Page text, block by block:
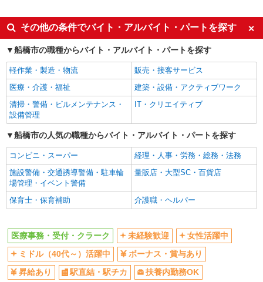
時給：1200円〜 ※資格・経験などによる
千葉県船橋市
キープ 詳細を見る
派遣社員
株式会社スタッフサービス・メディカル 千葉医療オフィス（お仕事
No.I10436111）
千葉県船橋市内の調剤薬局
キープ
派遣社員
No.I10384844）
医療事務
時給1300円
千葉県船橋市内の病院
未経験歓迎
ミドル（40代～）活躍中
ボーナス・賞与あり
扶養内勤務OK
交通費支給
その他の条件でバイト・アルバイト・パートを探す
船橋市の職種からバイト・アルバイト・パートを探す
軽作業・製造・物流
販売・接客サービス
医療・介護・福祉
建築・設備・アクティブワーク
清掃・警備・ビルメンテナンス・
設備管理
IT・クリエイティブ
船橋市の人気の職種からバイト・アルバイト・パートを探す
コンビニ・スーパー
経理・人事・労務・総務・法務
施設警備・交通誘導警備・駐車輪
場管理・イベント警備
量販店・大型SC・百貨店
保育士・保育補助 介護職・ヘルパー
医療事務・受付・クラーク 未経験歓迎
女性活躍中
ミドル（40代～）活躍中
ボーナス・賞与あり
昇給あり
駅直結・駅チカ
扶養内勤務OK